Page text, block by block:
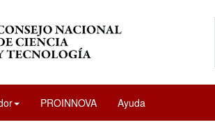
PROINNOVA Ayuda